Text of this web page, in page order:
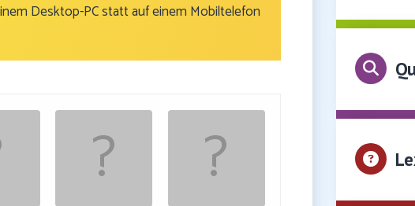
Desktop-PC statt auf einem Mobiltelefon